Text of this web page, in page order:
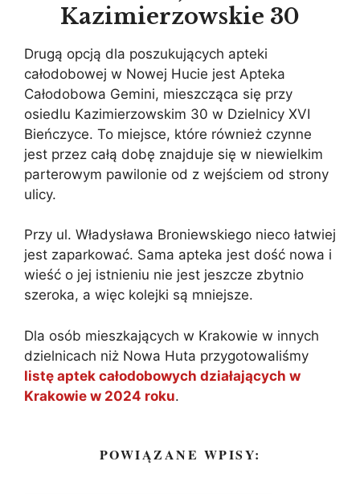
Kazimierzowskie 30
Drugą opcją dla poszukujących apteki
całodobowej w Nowej Hucie jest Apteka
Całodobowa Gemini, mieszcząca się przy
osiedlu Kazimierzowskim 30 w Dzielnicy XVI
Bieńczyce. To miejsce, które również czynne
jest przez całą dobę znajduje się w niewielkim
parterowym pawilonie od z wejściem od strony
ulicy.
Przy ul. Władysława Broniewskiego nieco łatwiej
jest zaparkować. Sama apteka jest dość nowa i
wieść o jej istnieniu nie jest jeszcze zbytnio
szeroka, a więc kolejki są mniejsze.
Dla osób mieszkających w Krakowie w innych
dzielnicach niż Nowa Huta przygotowaliśmy
listę aptek całodobowych działających w
Krakowie w 2024 roku.
POWIĄZANE WPISY: